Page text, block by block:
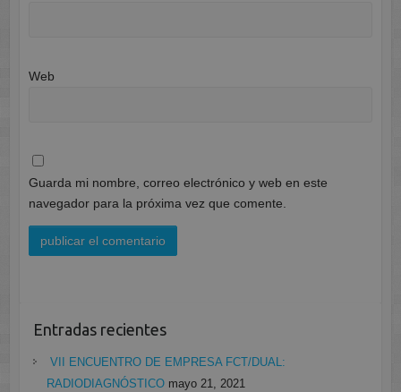
Web
Guarda mi nombre, correo electrónico y web en este
navegador para la próxima vez que comente.
Entradas recientes
VII ENCUENTRO DE EMPRESA FCT/DUAL:
RADIODIAGNÓSTICO mayo 21, 2021